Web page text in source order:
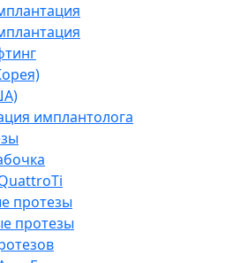
имплантолога
протезы
протезы